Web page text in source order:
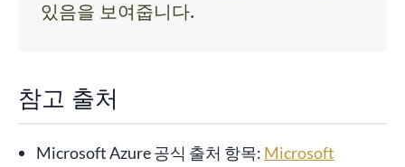
있음을 보여줍니다.
참고 출처
Microsoft Azure 공식 출처 항목: Microsoft